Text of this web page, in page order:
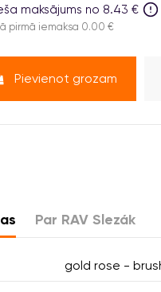
maksājums no 8.43 €
pirmā iemaksa 0.00 €
Pievienot grozam
Par RAV Slezák
gold rose -